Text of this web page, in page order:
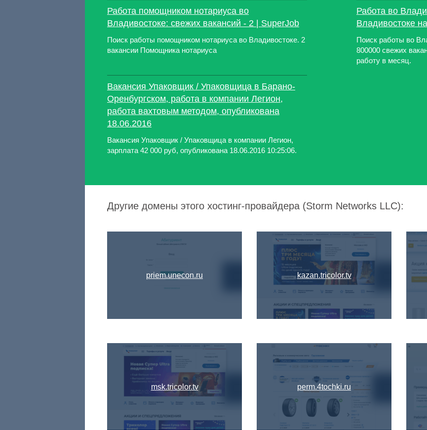
Работа помощником нотариуса во
Владивостоке: свежих вакансий - 2 | SuperJob
Поиск работы помощником нотариуса во Владивостоке. 2
вакансии Помощника нотариуса
Вакансия Упаковщик / Упаковщица в Барано-
Оренбургском, работа в компании Легион,
работа вахтовым методом, опубликована
18.06.2016
Вакансия Упаковщик / Упаковщица в компании Легион,
зарплата 42 000 руб, опубликована 18.06.2016 10:25:06.
Работа во
Владивостоке
Поиск работы во
800000 свежих
работу в месяц.
Другие домены этого хостинг-провайдера (Storm Networks LLC):
priem.unecon.ru
msk.tricolor.tv
kazan.tricolor.tv
perm.4tochki.ru